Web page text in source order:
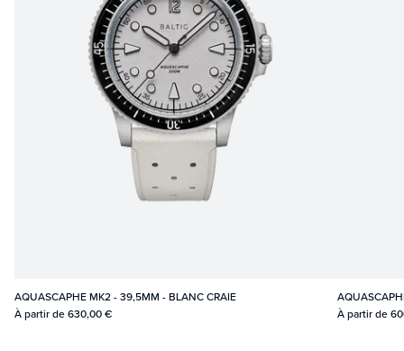
AQUASCAPHE MK2 - 39,5MM - BLANC CRAIE
À partir de630,00 €
À partir de